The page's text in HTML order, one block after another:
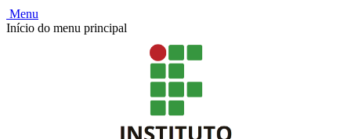
Menu
Início do menu principal